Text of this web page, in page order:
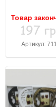
Товар
197
Артикул: